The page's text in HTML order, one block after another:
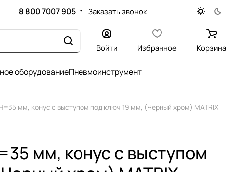
8 800 7007 905 Заказать звонок
Войти Избранное Корзина
оборудованиеПневмоинструмент
мм, конус с выступом под ключ 19 мм, (Черный хром) MATRIX
мм, конус с выступом